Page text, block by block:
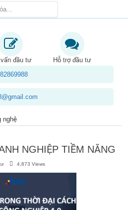
đầu tư
Hỗ trợ đầu tư
nghệ
NGHIỆP TIỀM NĂNG
4,873 Views